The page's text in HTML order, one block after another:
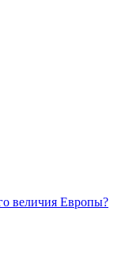
величия Европы?